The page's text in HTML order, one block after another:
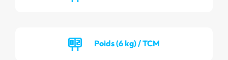
Poids (6 kg) / TCM